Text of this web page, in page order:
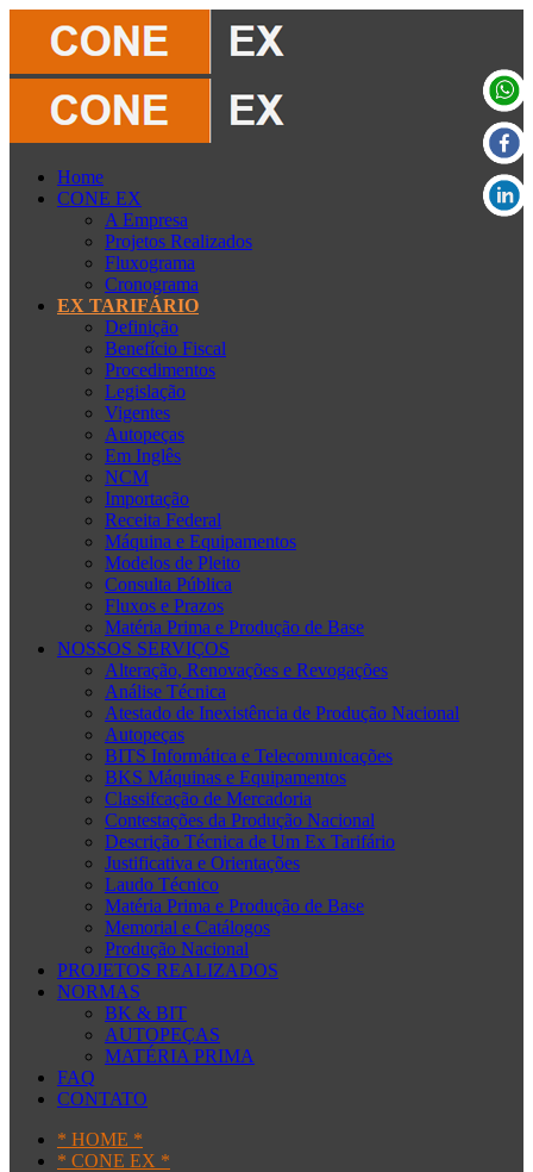
Home
CONE EX
A Empresa
Projetos Realizados
Fluxograma
Cronograma
EX TARIFÁRIO
Definição
Benefício Fiscal
Procedimentos
Legislação
Vigentes
Autopeças
Em Inglês
NCM
Importação
Receita Federal
Máquina e Equipamentos
Modelos de Pleito
Consulta Pública
Fluxos e Prazos
Matéria Prima e Produção de Base
NOSSOS SERVIÇOS
Alteração, Renovações e Revogações
Análise Técnica
Atestado de Inexistência de Produção Nacional
Autopeças
BITS Informática e Telecomunicações
BKS Máquinas e Equipamentos
Classifcação de Mercadoria
Contestações da Produção Nacional
Descrição Técnica de Um Ex Tarifário
Justificativa e Orientações
Laudo Técnico
Matéria Prima e Produção de Base
Memorial e Catálogos
Produção Nacional
PROJETOS REALIZADOS
NORMAS
BK & BIT
AUTOPEÇAS
MATÉRIA PRIMA
FAQ
CONTATO
* HOME *
* CONE EX *